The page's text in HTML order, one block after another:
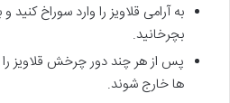
به آرامی قلاویز را وارد سوراخ
بچرخانید.
پس از هر چند دور چرخش قلاویز را
ها خارج شوند.